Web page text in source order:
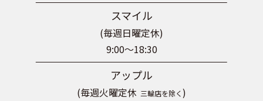
スマイル
(毎週日曜定休)
9:00～18:30
アップル
(毎週火曜定休 三輪店を除く)